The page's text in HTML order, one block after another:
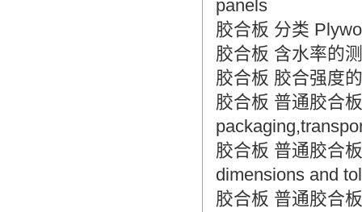
panels
胶合板 分类
胶合板 含水率的
胶合板 胶合强度
胶合板 普通胶合
胶合板 普通胶合
dimensions and
胶合板 普通胶合